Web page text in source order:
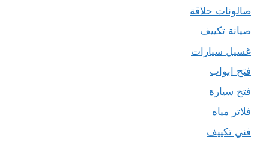
صالونات حلاقة
صيانة تكييف
غسيل سيارات
فتح ابواب
فتح سيارة
فلاتر مياه
فني تكييف